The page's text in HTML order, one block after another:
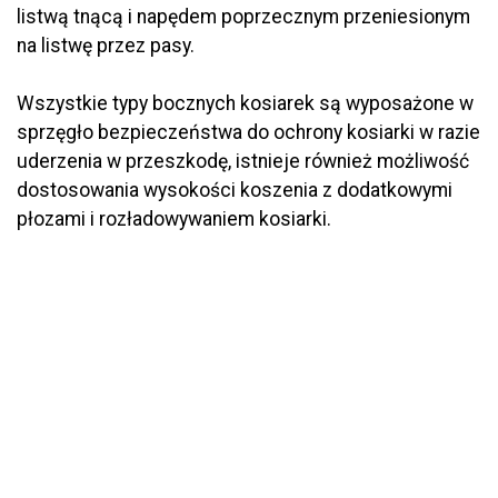
listwą tnącą i napędem poprzecznym przeniesionym
na listwę przez pasy.
Wszystkie typy bocznych kosiarek są wyposażone w
sprzęgło bezpieczeństwa do ochrony kosiarki w razie
uderzenia w przeszkodę, istnieje również możliwość
dostosowania wysokości koszenia z dodatkowymi
płozami i rozładowywaniem kosiarki.